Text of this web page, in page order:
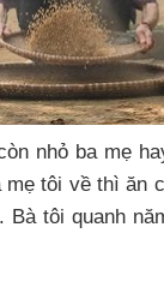
nhỏ ba mẹ
tôi về thì ăn
tôi quanh